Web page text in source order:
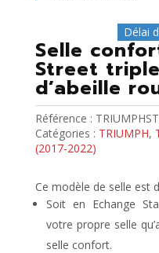
Délai
Selle
Street
d’abeille
Référence :
Catégories : TRIUMPH,
(2017-2022)
Ce modèle de selle est
Soit en Echange
votre propre selle
selle confort.